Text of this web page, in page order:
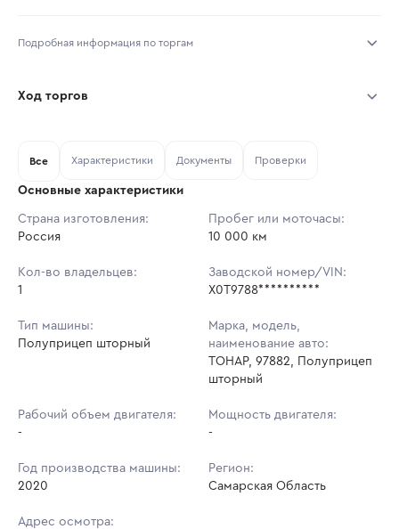
Подробная информация по торгам
Тип аукциона: Открытые торги
Шаг торгов: 16 074 ₽
Кол-во ставок:
Ход торгов
Ставок не найдено
в аукционах
Все Характеристики Документы Проверки
Основные характеристики
Страна изготовления:
Россия
Пробег или моточасы:
10 000 км
Кол-во владельцев:
1
Заводской номер/VIN:
X0T9788**********
Тип машины:
Полуприцеп шторный
Марка, модель,
наименование авто:
ТОНАР, 97882, Полуприцеп
шторный
Рабочий объем двигателя:
-
Мощность двигателя:
-
Год производства машины:
2020
Регион:
Самарская Область
Адрес осмотра: